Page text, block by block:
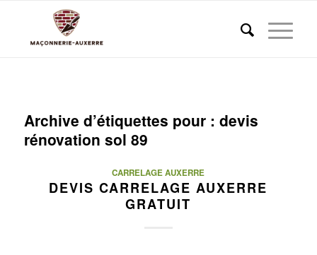
Archive d’étiquettes pour : devis
rénovation sol 89
CARRELAGE AUXERRE
DEVIS CARRELAGE AUXERRE
GRATUIT